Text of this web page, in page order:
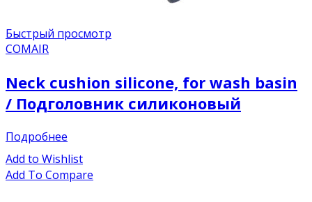
Быстрый просмотр
COMAIR
Neck cushion silicone, for wash basin
/ Подголовник силиконовый
Подробнее
Add to Wishlist
Add To Compare